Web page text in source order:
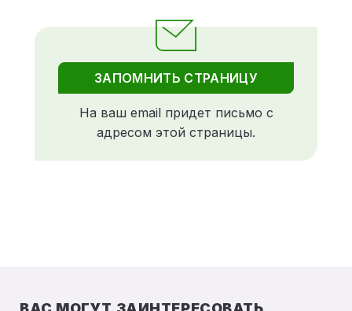
ЗАПОМНИТЬ СТРАНИЦУ
На ваш email придет письмо с
адресом этой страницы.